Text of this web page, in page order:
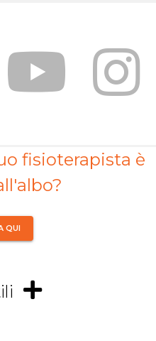
fisioterapista è
QUI